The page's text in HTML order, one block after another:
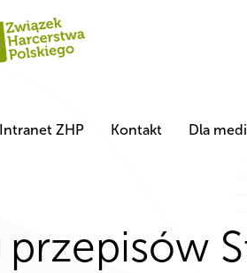
Intranet ZHP Kontakt Dla